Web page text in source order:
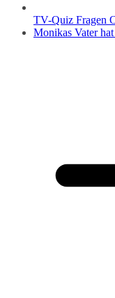
TV-Quiz Fragen
Monikas Vater